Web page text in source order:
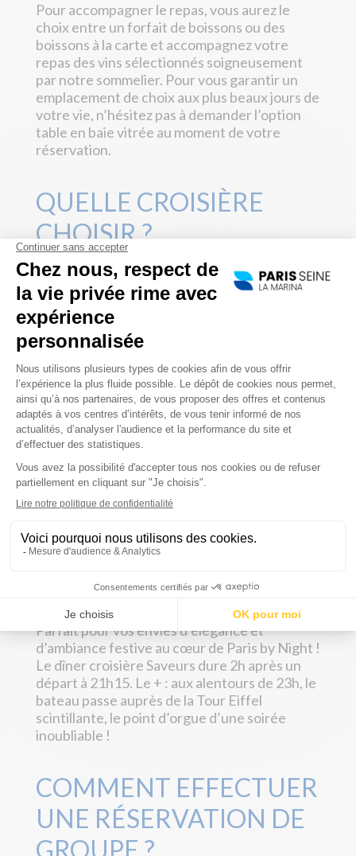
Pour accompagner le repas, vous aurez le
choix entre un forfait de boissons ou des
boissons à la carte et accompagnez votre
repas des vins sélectionnés soigneusement
par notre sommelier. Pour vous garantir un
emplacement de choix aux plus beaux jours de
votre vie, n’hésitez pas à demander l’option
table en baie vitrée au moment de votre
réservation.
QUELLE CROISIÈRE
CHOISIR ?
Le déjeuner Orsay
L’idéal pour réunir ses invités après une
cérémonie matinale ! Le départ du déjeuner
croisière Orsay a lieu tous les jours à 12h30
pour 1h30 de croisière sur la Seine.
Le dîner Découverte
Le départ dudîner croisièredécouverte a lieu
tous les jours à 18h45 pour 1h15 de croisière
au fil de l’eau. Ce dîner est idéal si vous
réception après le dîner !
Le dîner Saveurs
Parfait pour vos envies d’élégance et
d’ambiance festive au cœur de Paris by Night !
Le dîner croisière Saveurs dure 2h après un
départ à 21h15. Le + : aux alentours de 23h, le
bateau passe auprès de la Tour Eiffel
scintillante, le point d’orgue d’une soirée
inoubliable !
COMMENT EFFECTUER
UNE RÉSERVATION DE
GROUPE ?